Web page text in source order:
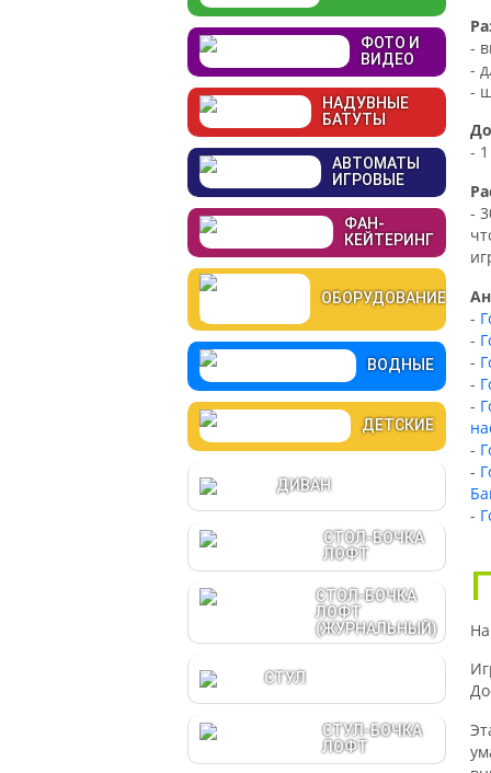
ФОТО И
ВИДЕО
НАДУВНЫЕ
БАТУТЫ
АВТОМАТЫ
ИГРОВЫЕ
ФАН-
КЕЙТЕРИНГ
ОБОРУДОВАНИЕ
ВОДНЫЕ
ДЕТСКИЕ
ДИВАН
СТОЛ-БОЧКА
ЛОФТ
СТОЛ-БОЧКА
ЛОФТ
(ЖУРНАЛЬНЫЙ)
СТУЛ
СТУЛ-БОЧКА
ЛОФТ
-
-
-
-
-
-
-
-
-
-
-
-
-